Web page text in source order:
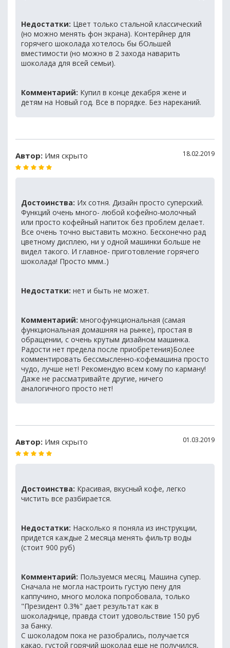
Недостатки: Цвет только стальной классический
(но можно менять фон экрана). Контерйнер для
горячего шоколада хотелось бы бОльшей
вместимости (но можно в 2 захода наварить
шоколада для всей семьи).
Комментарий: Купил в конце декабря жене и
детям на Новый год. Все в порядке. Без нареканий.
Автор: Имя скрыто 18.02.2019
Достоинства: Их сотня. Дизайн просто суперский.
Функций очень много- любой кофейно-молочный
или просто кофейный напиток без проблем делает.
Все очень точно выставить можно. Бесконечно рад
цветному дисплею, ни у одной машинки больше не
видел такого. И главное- приготовление горячего
шоколада! Просто ммм..)
Недостатки: нет и быть не может.
Комментарий: многофункциональная (самая
функциональная домашняя на рынке), простая в
обращении, с очень крутым дизайном машинка.
Радости нет предела после приобретения)Более
комментировать бессмысленно-кофемашина просто
чудо, лучше нет! Рекомендую всем кому по карману!
Даже не рассматривайте другие, ничего
аналогичного просто нет!
Автор: Имя скрыто 01.03.2019
Достоинства: Красивая, вкусный кофе, легко
чистить все разбирается.
Недостатки: Насколько я поняла из инструкции,
придется каждые 2 месяца менять фильтр воды
(стоит 900 руб)
Комментарий: Пользуемся месяц. Машина супер.
Сначала не могла настроить густую пену для
каппучино, много молока попробовала, только
"Президент 0.3%" дает результат как в
шоколаднице, правда стоит удовольствие 150 руб
за банку.
С шоколадом пока не разобрались, получается
какао, густой горячий шоколад еще не получился,